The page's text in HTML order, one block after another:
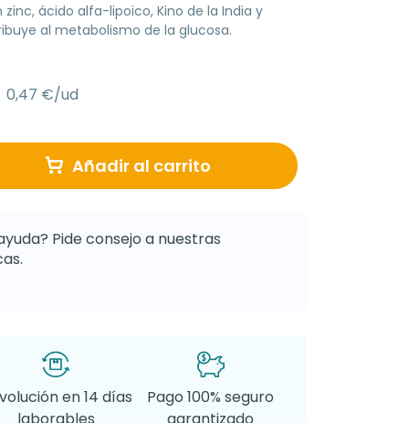
ácido alfa-lipoico, Kino de la India y
al metabolismo de la glucosa.
0,47 €/ud
Añadir al carrito
Pide consejo a nuestras
en 14 días
laborables
Pago 100% seguro
garantizado